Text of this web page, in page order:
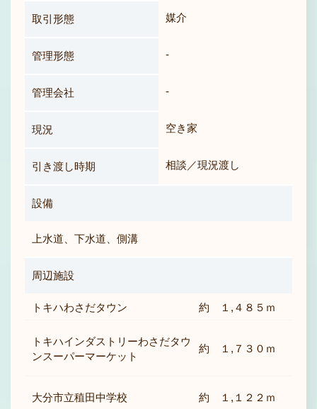
取引形態 媒介
管理形態 -
管理会社 -
現況 空き家
引き渡し時期 相談／現況渡し
設備
上水道、下水道、側溝
周辺施設
トキハわさだタウン 約 １,４８５ｍ
トキハインダストリーわさだタウ
ンスーパーマーケット
約 １,７３０ｍ
大分市立稙田中学校 約 １,１２２ｍ